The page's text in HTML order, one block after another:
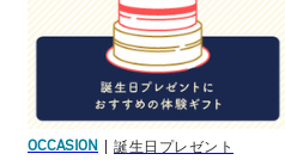
OCCASION 誕生日プレゼント